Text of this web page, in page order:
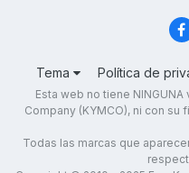
Tema Política de
Esta web no tiene
Company (KYMCO), ni con su
Todas las marcas que